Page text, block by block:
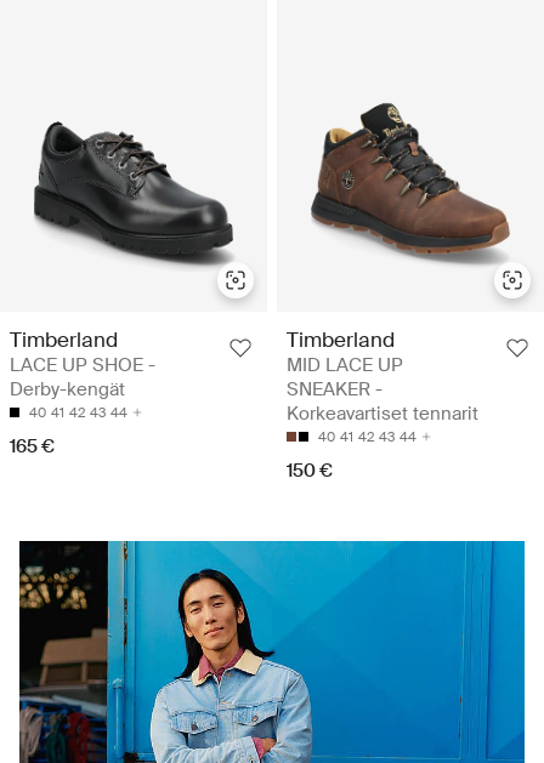
Timberland
LACE UP SHOE -
Derby-kengät
40 41 42 43 44
165 €
Timberland
MID LACE UP
SNEAKER -
Korkeavartiset tennarit
40 41 42 43 44
150 €